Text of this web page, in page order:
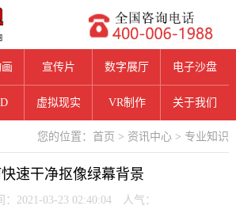
宣传片 数字展厅 电子沙盘
虚拟现实 VR制作 关于我们
您的位置： 首页 > 资讯中心 > 专业知识
速干净抠像绿幕背景
：2021-03-23 02:40:04 人气：